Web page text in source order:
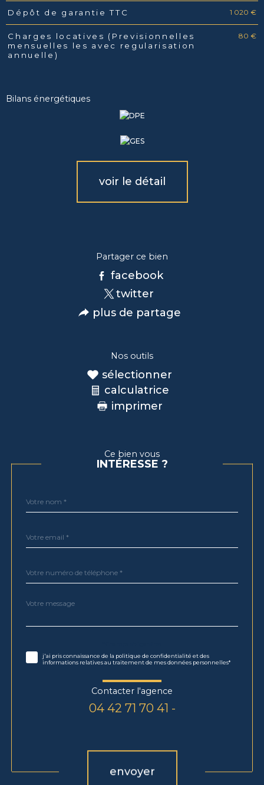
Dépôt de garantie TTC 1 020 €
Charges locatives (Previsionnelles
mensuelles les avec regularisation
annuelle)
80 €
Bilans énergétiques
voir le détail
Partager ce bien
facebook
twitter
plus de partage
Nos outils
sélectionner
calculatrice
imprimer
Ce bien vous
INTÉRESSE ?
par
*
*
*
Fieldset
Message
*
j'ai pris connaissance de la politique de confidentialité et des
informations relatives au traitement de mes données personnelles*
Contacter l'agence
04 42 71 70 41 -
envoyer